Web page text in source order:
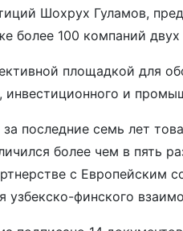
Шохрух Гуламов,
более 100 компаний двух
площадкой для
инвестиционного и
последние семь лет
более чем в пять
с Европейским
узбекско-финского